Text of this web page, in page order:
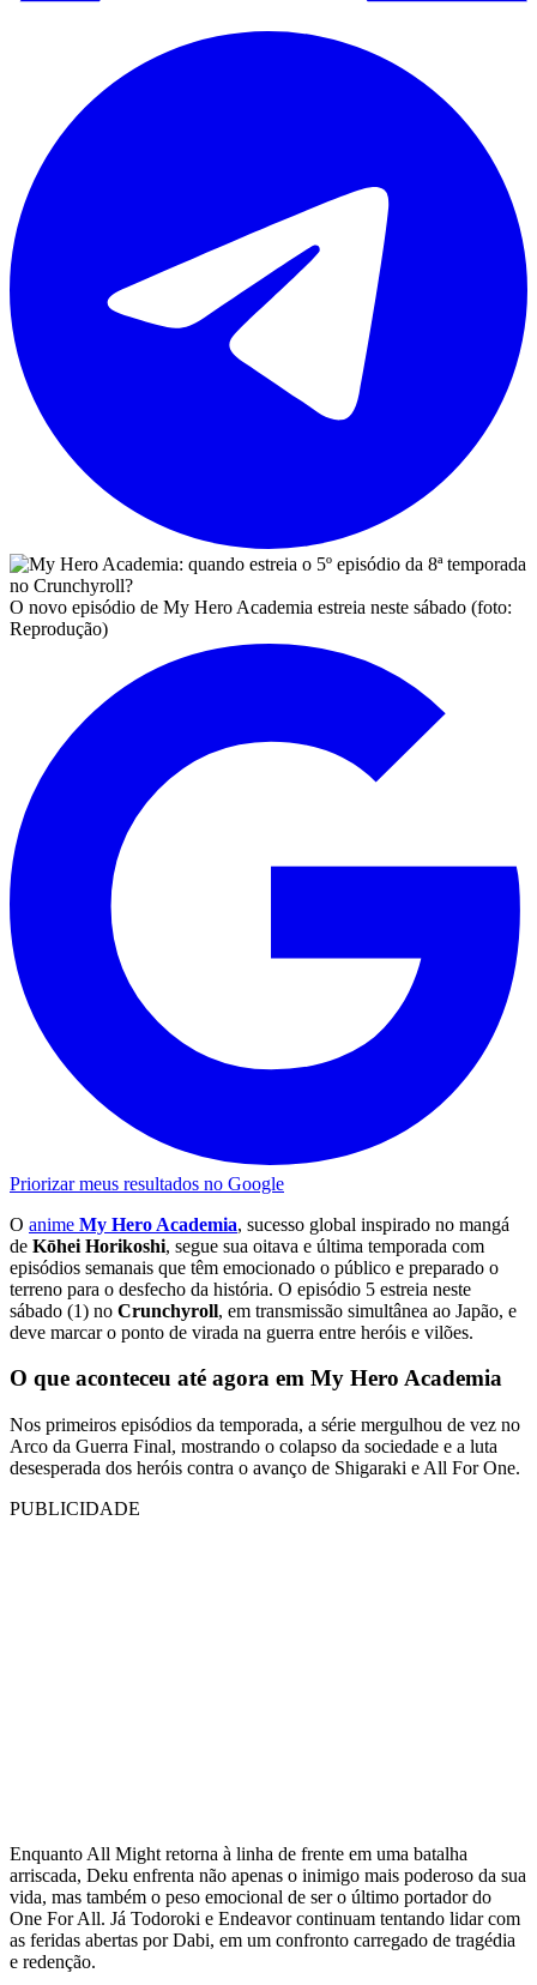
O novo episódio de My Hero Academia estreia neste sábado (foto:
Reprodução)
Priorizar meus resultados no Google
O anime My Hero Academia, sucesso global inspirado no mangá
de Kōhei Horikoshi, segue sua oitava e última temporada com
episódios semanais que têm emocionado o público e preparado o
terreno para o desfecho da história. O episódio 5 estreia neste
sábado (1) no Crunchyroll, em transmissão simultânea ao Japão, e
deve marcar o ponto de virada na guerra entre heróis e vilões.
O que aconteceu até agora em My Hero Academia
Nos primeiros episódios da temporada, a série mergulhou de vez no
Arco da Guerra Final, mostrando o colapso da sociedade e a luta
desesperada dos heróis contra o avanço de Shigaraki e All For One.
PUBLICIDADE
Enquanto All Might retorna à linha de frente em uma batalha
arriscada, Deku enfrenta não apenas o inimigo mais poderoso da sua
vida, mas também o peso emocional de ser o último portador do
One For All. Já Todoroki e Endeavor continuam tentando lidar com
as feridas abertas por Dabi, em um confronto carregado de tragédia
e redenção.